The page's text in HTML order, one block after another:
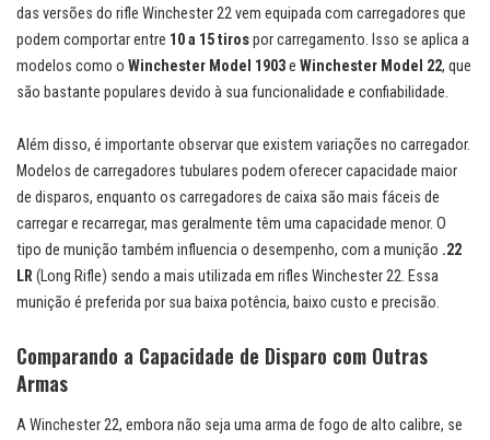
das versões do rifle Winchester 22 vem equipada com carregadores que
podem comportar entre 10 a 15 tirospor carregamento. Isso se aplica a
modelos como o Winchester Model 1903e Winchester Model 22, que
são bastante populares devido à sua funcionalidade e confiabilidade.
Além disso, é importante observar que existem variações no carregador.
Modelos de carregadores tubulares podem oferecer capacidade maior
de disparos, enquanto os carregadores de caixa são mais fáceis de
carregar e recarregar, mas geralmente têm uma capacidade menor. O
tipo de munição também influencia o desempenho, com a munição .22
LR (Long Rifle) sendo a mais utilizada em rifles Winchester 22. Essa
munição é preferida por sua baixa potência, baixo custo e precisão.
Comparando a Capacidade de Disparo com Outras
Armas
A Winchester 22, embora não seja uma arma de fogo de alto calibre, se